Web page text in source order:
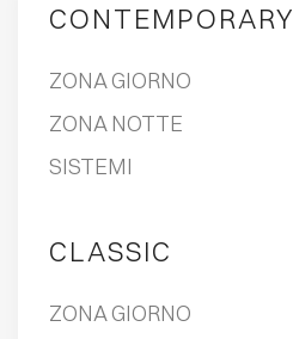
CONTEMPORARY
ZONA GIORNO
ZONA NOTTE
SISTEMI
CLASSIC
ZONA GIORNO